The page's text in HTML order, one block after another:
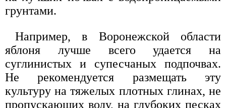
грунтами.
Например, в Воронежской области
яблоня лучше всего удается на
суглинистых и супесчаных подпочвах.
Не рекомендуется размещать эту
культуру на тяжелых плотных глинах, не
пропускающих воду, на глубоких песках